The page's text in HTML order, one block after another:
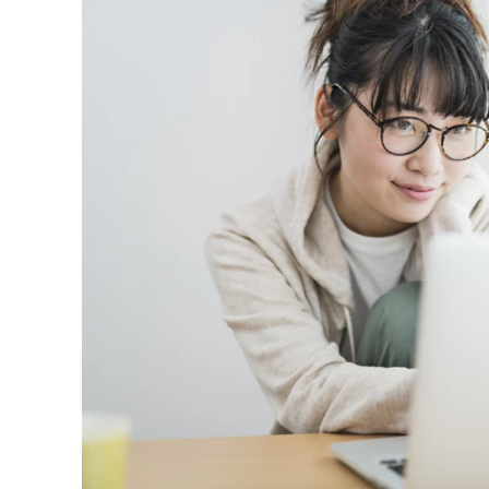
Venga a vernos en
Recursos sobre alimentación y nutrición